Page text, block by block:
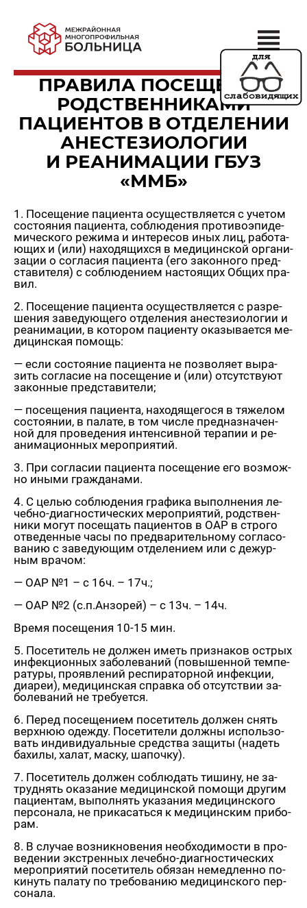
ПРАВИЛА ПОСЕЩЕНИЯ
РОДСТВЕННИКАМИ
ПАЦИЕНТОВ В ОТДЕЛЕНИИ
АНЕСТЕЗИОЛОГИИ
И РЕАНИМАЦИИ ГБУЗ
«ММБ»
1. По­се­ще­ние па­ци­ен­та осу­ществ­ля­ет­ся с уче­том
со­сто­я­ния па­ци­ен­та, со­блю­де­ния про­ти­во­эпи­де­
ми­че­ско­го ре­жи­ма и ин­те­ре­сов иных лиц, ра­бо­та­
ю­щих и (или) на­хо­дя­щих­ся в ме­ди­цин­ской ор­га­ни­
за­ции о со­гла­сия па­ци­ен­та (его за­кон­но­го пред­
ста­ви­те­ля) с со­блю­де­ни­ем на­сто­я­щих Общих пра­
вил.
2. По­се­ще­ние па­ци­ен­та осу­ществ­ля­ет­ся с раз­ре­
ше­ния за­ве­ду­ю­ще­го от­де­ле­ния ане­сте­зио­ло­гии и
ре­ани­ма­ции, в ко­то­ром па­ци­ен­ту ока­зы­ва­ет­ся ме­
ди­цин­ская по­мощь:
— если со­сто­я­ние па­ци­ен­та не поз­во­ля­ет вы­ра­
зить со­гла­сие на по­се­ще­ние и (или) от­сут­ству­ют
за­кон­ные пред­ста­ви­те­ли;
— по­се­ще­ния па­ци­ен­та, на­хо­дя­ще­го­ся в тя­же­лом
со­сто­я­нии, в па­ла­те, в том числе пред­на­зна­чен­
ной для про­ве­де­ния ин­тен­сив­ной те­ра­пии и ре­
ани­ма­ци­он­ных ме­ро­при­я­тий.
3. При со­гла­сии па­ци­ен­та по­се­ще­ние его воз­мож­
но иными граж­да­на­ми.
4. С целью со­блю­де­ния гра­фи­ка вы­пол­не­ния ле­
чеб­но-ди­а­гно­сти­че­ских ме­ро­при­я­тий, род­ствен­
ни­ки могут по­се­щать па­ци­ен­тов в ОАР в стро­го
от­ве­ден­ные часы по пред­ва­ри­тель­но­му со­гла­со­
ва­нию с за­ве­ду­ю­щим от­де­ле­ни­ем или с де­жур­
ным вра­чом:
— ОАР №1 – с 16ч. – 17ч.;
— ОАР №2 (с.п.Ан­зо­рей) – с 13ч. – 14ч.
Время по­се­ще­ния 10-15 мин.
5. По­се­ти­тель не дол­жен иметь при­зна­ков ост­рых
ин­фек­ци­он­ных за­бо­ле­ва­ний (по­вы­шен­ной тем­пе­
ра­ту­ры, про­яв­ле­ний ре­спи­ра­тор­ной ин­фек­ции,
диа­реи), ме­ди­цин­ская справ­ка об от­сут­ствии за­
бо­ле­ва­ний не тре­бу­ет­ся.
6. Перед по­се­ще­ни­ем по­се­ти­тель дол­жен снять
верх­нюю одеж­ду. По­се­ти­те­ли долж­ны ис­поль­зо­
вать ин­ди­ви­ду­аль­ные сред­ства за­щи­ты (на­деть
ба­хи­лы, халат, маску, ша­поч­ку).
7. По­се­ти­тель дол­жен со­блю­дать ти­ши­ну, не за­
труд­нять ока­за­ние ме­ди­цин­ской по­мо­щи дру­гим
па­ци­ен­там, вы­пол­нять ука­за­ния ме­ди­цин­ско­го
пер­со­на­ла, не при­ка­сать­ся к ме­ди­цин­ским при­бо­
рам.
8. В слу­чае воз­ник­но­ве­ния необ­хо­ди­мо­сти в про­
ве­де­нии экс­трен­ных ле­чеб­но-ди­а­гно­сти­че­ских
ме­ро­при­я­тий по­се­ти­тель обя­зан немед­лен­но по­
ки­нуть па­ла­ту по тре­бо­ва­нию ме­ди­цин­ско­го пер­
со­на­ла.